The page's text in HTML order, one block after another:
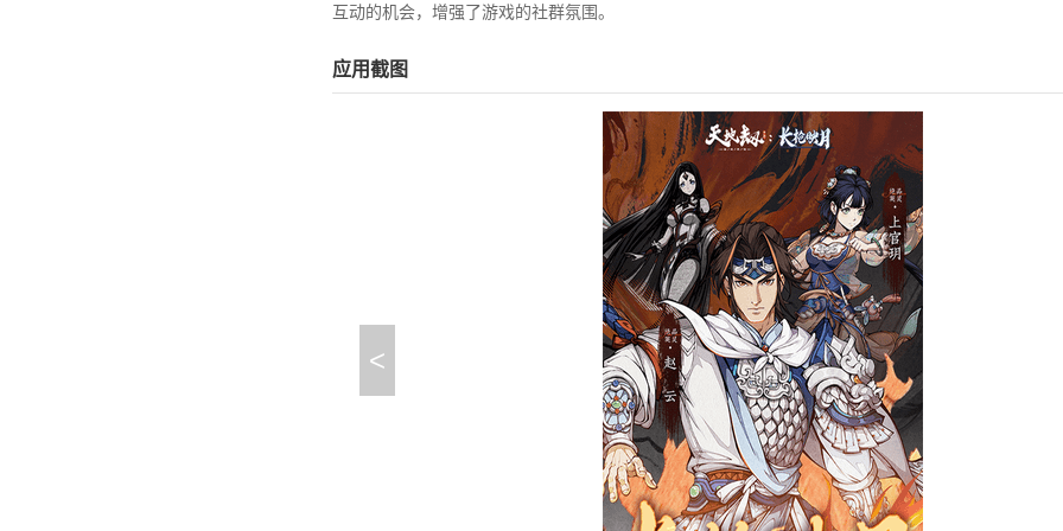
互动的机会，增强了游戏的社群氛围。
应用截图
<